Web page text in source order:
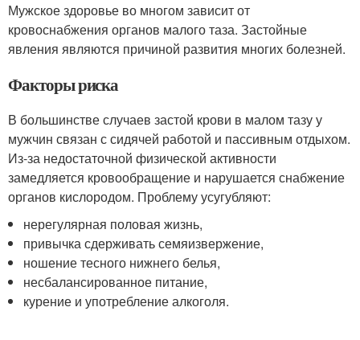
Мужское здоровье во многом зависит от
кровоснабжения органов малого таза. Застойные
явления являются причиной развития многих болезней.
Факторы риска
В большинстве случаев застой крови в малом тазу у
мужчин связан с сидячей работой и пассивным отдыхом.
Из-за недостаточной физической активности
замедляется кровообращение и нарушается снабжение
органов кислородом. Проблему усугубляют:
нерегулярная половая жизнь,
привычка сдерживать семяизвержение,
ношение тесного нижнего белья,
несбалансированное питание,
курение и употребление алкоголя.